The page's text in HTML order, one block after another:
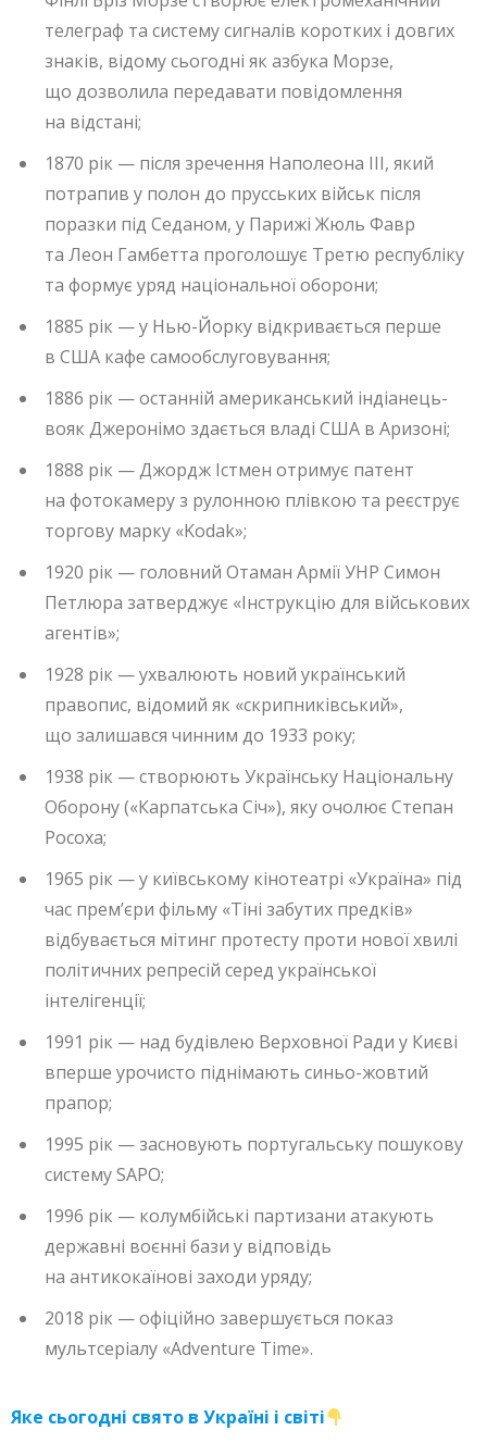
телеграф та систему сигналів коротких і довгих
знаків, відому сьогодні як азбука Морзе,
що дозволила передавати повідомлення
на відстані;
1870 рік — після зречення Наполеона III, який
потрапив у полон до прусських військ після
поразки під Седаном, у Парижі Жюль Фавр
та Леон Гамбетта проголошує Третю республіку
та формує уряд національної оборони;
1885 рік — у Нью-Йорку відкривається перше
в США кафе самообслуговування;
1886 рік — останній американський індіанець-
вояк Джеронімо здається владі США в Аризоні;
1888 рік — Джордж Істмен отримує патент
на фотокамеру з рулонною плівкою та реєструє
торгову марку «Kodak»;
1920 рік — головний Отаман Армії УНР Симон
Петлюра затверджує «Інструкцію для військових
агентів»;
1928 рік — ухвалюють новий український
правопис, відомий як «скрипниківський»,
що залишався чинним до 1933 року;
1938 рік — створюють Українську Національну
Оборону («Карпатська Січ»), яку очолює Степан
Росоха;
1965 рік — у київському кінотеатрі «Україна» під
час прем’єри фільму «Тіні забутих предків»
відбувається мітинг протесту проти нової хвилі
політичних репресій серед української
інтелігенції;
1991 рік — над будівлею Верховної Ради у Києві
вперше урочисто піднімають синьо-жовтий
прапор;
1995 рік — засновують португальську пошукову
систему SAPO;
1996 рік — колумбійські партизани атакують
державні воєнні бази у відповідь
на антикокаїнові заходи уряду;
2018 рік — офіційно завершується показ
мультсеріалу «Adventure Time».
Яке сьогодні свято в Україні і світі